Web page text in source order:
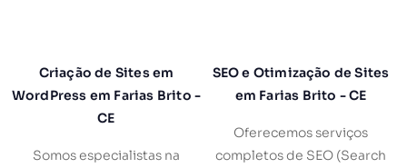
Criação de Sites em
WordPress em Farias Brito -
CE
Somos especialistas na
SEO e Otimização de Sites
em Farias Brito - CE
Oferecemos serviços
completos de SEO (Search